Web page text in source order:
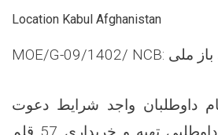
Location Kabul Afghanistan
ملی :MOE/G-09/1402/ NCB
داوطلبان واجد شرایط دعوت
تهیه و خریداری 57 قلم